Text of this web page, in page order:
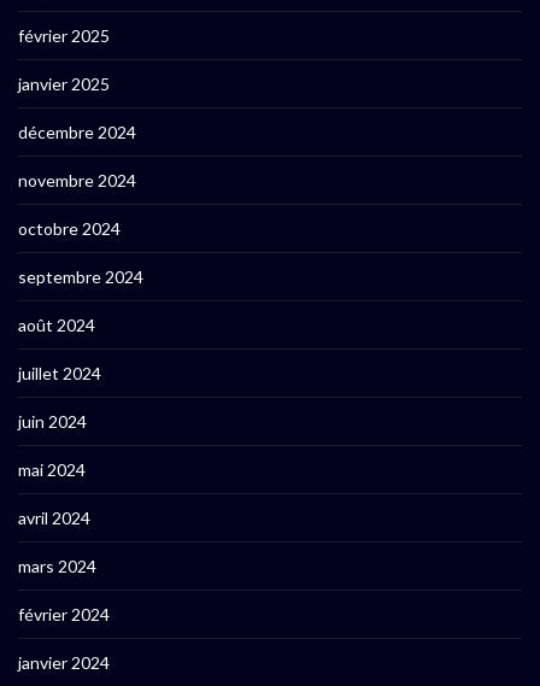
février 2025
janvier 2025
décembre 2024
novembre 2024
octobre 2024
septembre 2024
août 2024
juillet 2024
juin 2024
mai 2024
avril 2024
mars 2024
février 2024
janvier 2024